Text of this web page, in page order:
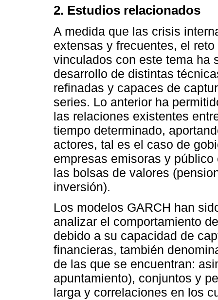
2. Estudios relacionados
A medida que las crisis
extensas y frecuentes, el
vinculados con este tema ha
desarrollo de distintas
refinadas y capaces de
series. Lo anterior ha
las relaciones existentes
tiempo determinado,
actores, tal es el caso de
empresas emisoras y
las bolsas de valores
inversión).
Los modelos GARCH han
analizar el comportamiento
debido a su capacidad de
financieras, también
de las que se encuentran:
apuntamiento), conjuntos y
larga y correlaciones en los